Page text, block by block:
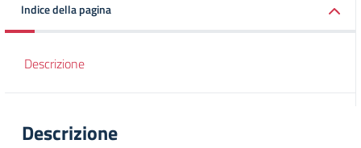
Indice della pagina
Descrizione
Descrizione